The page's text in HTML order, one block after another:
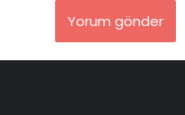
Yorum gönder